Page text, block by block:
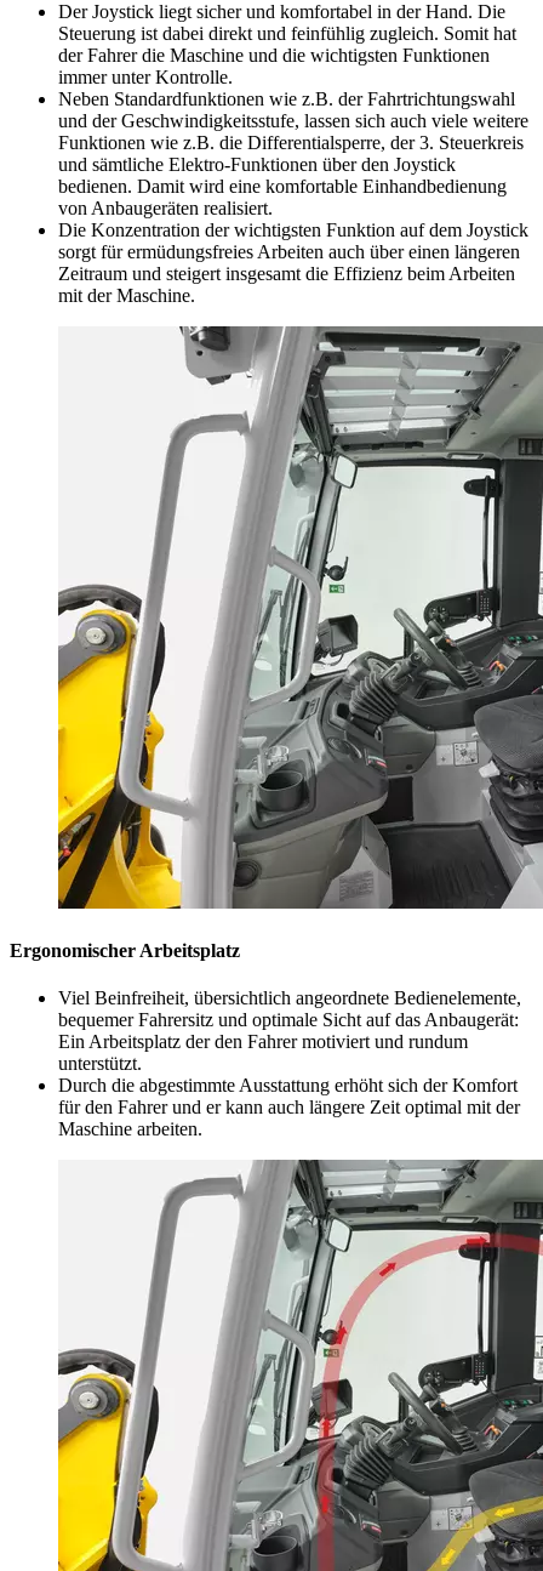
Der Joystick liegt sicher und komfortabel in der Hand. Die
Steuerung ist dabei direkt und feinfühlig zugleich. Somit hat
der Fahrer die Maschine und die wichtigsten Funktionen
immer unter Kontrolle.
Neben Standardfunktionen wie z.B. der Fahrtrichtungswahl
und der Geschwindigkeitsstufe, lassen sich auch viele weitere
Funktionen wie z.B. die Differentialsperre, der 3. Steuerkreis
und sämtliche Elektro-Funktionen über den Joystick
bedienen. Damit wird eine komfortable Einhandbedienung
von Anbaugeräten realisiert.
Die Konzentration der wichtigsten Funktion auf dem Joystick
sorgt für ermüdungsfreies Arbeiten auch über einen längeren
Zeitraum und steigert insgesamt die Effizienz beim Arbeiten
mit der Maschine.
Ergonomischer Arbeitsplatz
Viel Beinfreiheit, übersichtlich angeordnete Bedienelemente,
bequemer Fahrersitz und optimale Sicht auf das Anbaugerät:
Ein Arbeitsplatz der den Fahrer motiviert und rundum
unterstützt.
Durch die abgestimmte Ausstattung erhöht sich der Komfort
für den Fahrer und er kann auch längere Zeit optimal mit der
Maschine arbeiten.